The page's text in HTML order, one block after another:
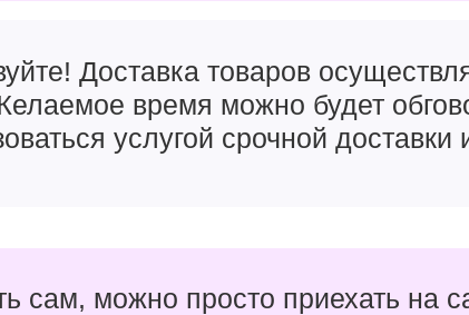
Доставка товаров
время можно будет
услугой срочной
сам, можно просто приехать на